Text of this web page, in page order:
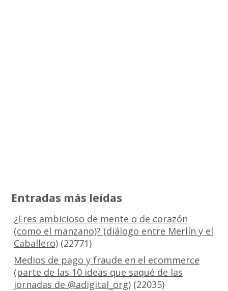
Entradas más leídas
¿Eres ambicioso de mente o de corazón
(como el manzano)? (diálogo entre Merlín y el
Caballero)(22771)
Medios de pago y fraude en el ecommerce
(parte de las 10 ideas que saqué de las
jornadas de @adigital_org)(22035)